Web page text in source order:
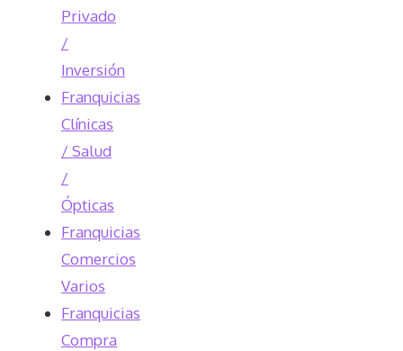
Privado
/
Inversión
Franquicias
Clínicas
/ Salud
/
Ópticas
Franquicias
Comercios
Varios
Franquicias
Compra